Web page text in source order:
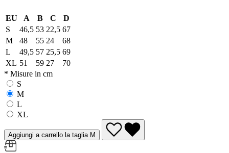
EU A B C
D
S
46,5 53 22,5 67
M
48 55 24
68
L
49,5 57 25,5 69
XL 51 59 27
70
* Misure in cm
S
M
L
XL
Aggiungi a carrello la taglia M